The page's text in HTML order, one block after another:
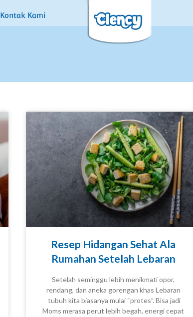
Kontak Kami
Resep Hidangan Sehat Ala
Rumahan Setelah Lebaran
Setelah seminggu lebih menikmati opor,
rendang, dan aneka gorengan khas Lebaran
tubuh kita biasanya mulai “protes”. Bisa jadi
Moms merasa perut lebih begah, energi cepat
KNOWLEDGE